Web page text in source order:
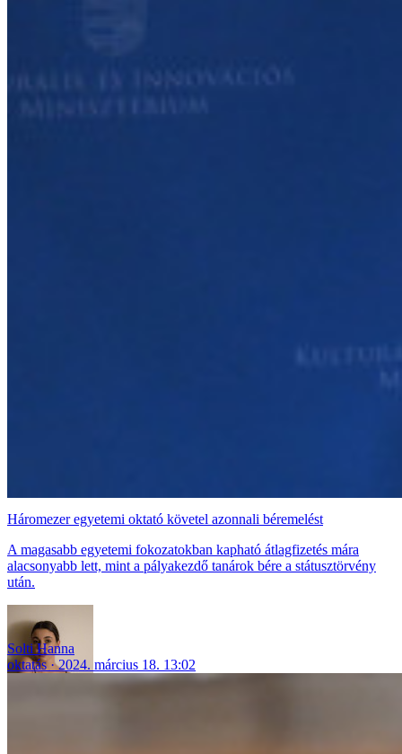
Háromezer egyetemi oktató követel azonnali béremelést
A magasabb egyetemi fokozatokban kapható átlagfizetés mára
alacsonyabb lett, mint a pályakezdő tanárok bére a státusztörvény
után.
Solti Hanna
oktatás
2024. március 18. 13:02